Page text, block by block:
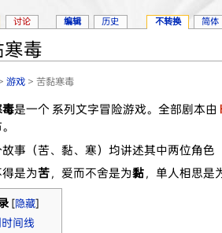
寒毒
游戏 > 苦黏寒毒
是一个 系列文字冒险游戏。全部剧本由
事（苦、黏、寒）均讲述其中两位角
是为苦，爱而不舍是为黏，单人相思是
[隐藏]
间线
讨论 编辑 历史 不转换 简体